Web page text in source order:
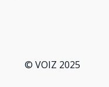
© VOIZ 2025